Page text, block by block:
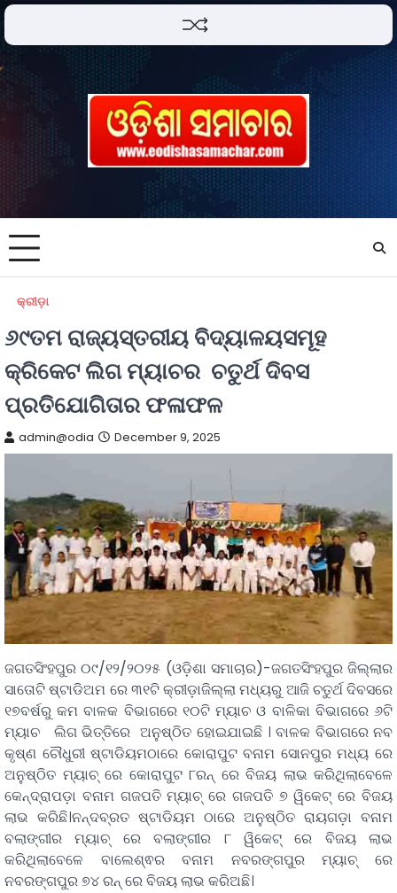
କ୍ରୀଡ଼ା
୬୯ତମ ରାଜ୍ୟସ୍ତରୀୟ ବିଦ୍ୟାଳୟସମୂହ
କ୍ରିକେଟ ଲିଗ ମ୍ୟାଚର ଚତୁର୍ଥ ଦିବସ
ପ୍ରତିଯୋଗିତାର ଫଳାଫଳ
admin@odia December 9, 2025
ଜଗତସିଂହପୁର ୦୯/୧୨/୨୦୨୫ (ଓଡ଼ିଶା ସମାଚାର)-ଜଗତସିଂହପୁର ଜିଲ୍ଲାର
ସାତୋଟି ଷ୍ଟାଡିଅମ ରେ ୩୧ଟି କ୍ରୀଡ଼ାଜିଲ୍ଲା ମଧ୍ୟରୁ ଆଜି ଚତୁର୍ଥ ଦିବସରେ
୧୭ବର୍ଷରୁ କମ ବାଳକ ବିଭାଗରେ ୧୦ଟି ମ୍ୟାଚ ଓ ବାଳିକା ବିଭାଗରେ ୬ଟି
ମ୍ୟାଚ ଲିଗ ଭିତ୍ତିରେ ଅନୁଷ୍ଠିତ ହୋଇଯାଇଛି । ବାଳକ ବିଭାଗରେ ନବ
କୃଷ୍ଣ ଚୌଧୁରୀ ଷ୍ଟାଡିୟମଠାରେ କୋରାପୁଟ ବନାମ ସୋନପୁର ମଧ୍ୟ ରେ
ଅନୁଷ୍ଠିତ ମ୍ୟାଚ୍ ରେ କୋରାପୁଟ ୮ରନ୍ ରେ ବିଜୟ ଲାଭ କରିଥିଲାବେଳେ
କେନ୍ଦ୍ରାପଡ଼ା ବନାମ ଗଜପତି ମ୍ୟାଚ୍ ରେ ଗଜପତି ୭ ୱିକେଟ୍ ରେ ବିଜୟ
ଲାଭ କରିଛି।ନନ୍ଦବ୍ରତ ଷ୍ଟାଡିୟମ ଠାରେ ଅନୁଷ୍ଠିତ ରାୟଗଡ଼ା ବନାମ
ବଲାଙ୍ଗୀର ମ୍ୟାଚ୍ ରେ ବଲାଙ୍ଗୀର ୮ ୱିକେଟ୍ ରେ ବିଜୟ ଲାଭ
କରିଥିଲାବେଳେ ବାଲେଶ୍ଵର ବନାମ ନବରଙ୍ଗପୁର ମ୍ୟାଚ୍ ରେ
ନବରଙ୍ଗପୁର ୭୪ ରନ୍ ରେ ବିଜୟ ଲାଭ କରିଅଛି।